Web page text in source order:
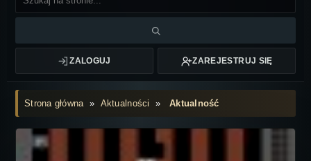
ZALOGUJ ZAREJESTRUJ SIĘ
Strona główna» Aktualności »Aktualność